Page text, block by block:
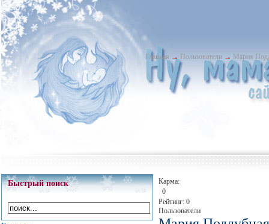
Главная → Пользователи → Мария
Быстрый поиск
Карма:
0
Рейтинг: 0
Пользователи